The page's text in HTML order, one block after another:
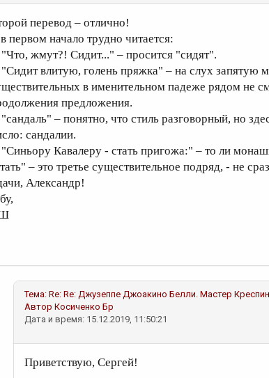
перевод – отлично!
первом начало трудно читается:
"Что, жмут?! Сидит..." – просится "сидят".
влитую, голень пряжка" – на слух запятую
в именительном падеже рядом не
предложения.
– понятно, что стиль разговорный, но
сандалии.
Кавалеру - стать пригожа:" – то ли
– это третье существительное подряд, - не
Александр!
Тема: Re: Re: Джузеппе Джоакино Белли. Мастер
Автор Косиченко Бр
Дата и время: 15.12.2019, 11:50:21
Приветствую, Сергей!